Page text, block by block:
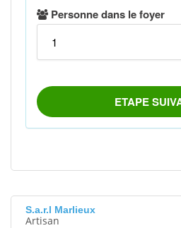
S.a.r.l Marlieux
Artisan